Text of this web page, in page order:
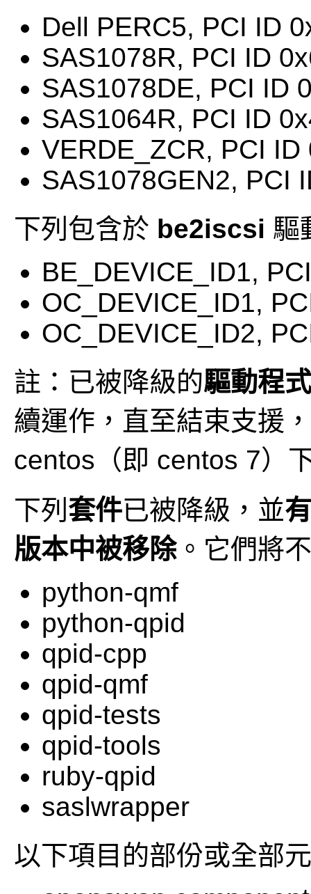
Dell PERC5, PCI ID
SAS1078R, PCI ID
SAS1078DE, PCI ID
SAS1064R, PCI ID
VERDE_ZCR, PCI ID
SAS1078GEN2, PCI
下列包含於 be2iscsi 驅
BE_DEVICE_ID1,
OC_DEVICE_ID1,
OC_DEVICE_ID2,
註：已被降級的驅動程式
續運作，直至結束支援
centos（即 centos 7）
下列 套件已被降級，並
版本中被移除。它們將
python-qmf
python-qpid
qpid-cpp
qpid-qmf
qpid-tests
qpid-tools
ruby-qpid
saslwrapper
以下項目的部份或全部